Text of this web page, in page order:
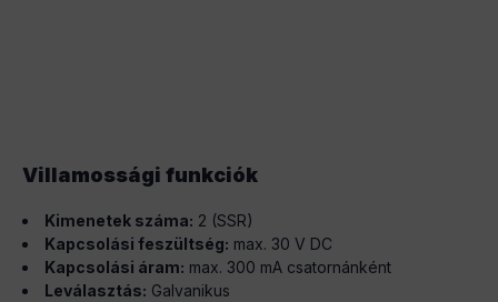
Villamossági funkciók
Kimenetek száma: 2 (SSR)
Kapcsolási feszültség: max. 30 V DC
Kapcsolási áram: max. 300 mA csatornánként
Leválasztás: Galvanikus